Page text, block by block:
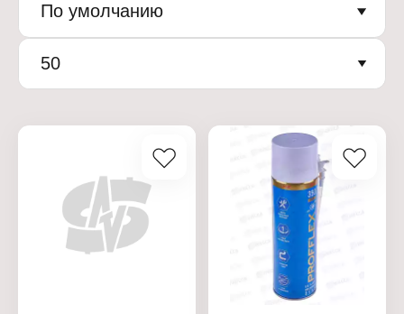
По умолчанию
50